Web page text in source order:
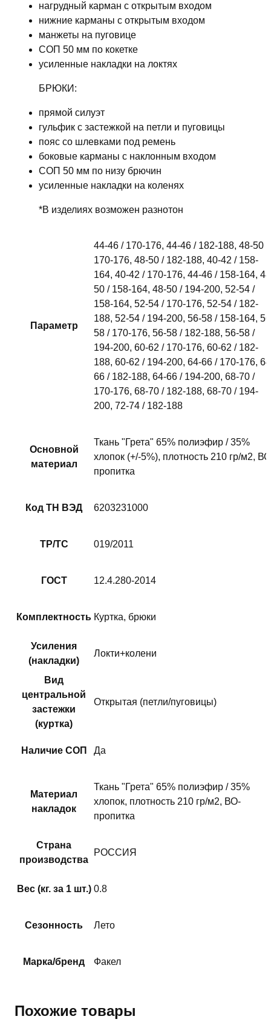
нагрудный карман с открытым входом
нижние карманы с открытым входом
манжеты на пуговице
СОП 50 мм по кокетке
усиленные накладки на локтях
БРЮКИ:
прямой силуэт
гульфик с застежкой на петли и пуговицы
пояс со шлевками под ремень
боковые карманы с наклонным входом
СОП 50 мм по низу брючин
усиленные накладки на коленях
*В изделиях возможен разнотон
Параметр
44-46 / 170-176, 44-46 / 182-188, 48-50 /
170-176, 48-50 / 182-188, 40-42 / 158-
164, 40-42 / 170-176, 44-46 / 158-164,
50 / 158-164, 48-50 / 194-200, 52-54 /
158-164, 52-54 / 170-176, 52-54 / 182-
188, 52-54 / 194-200, 56-58 / 158-164,
58 / 170-176, 56-58 / 182-188, 56-58 /
194-200, 60-62 / 170-176, 60-62 / 182-
188, 60-62 / 194-200, 64-66 / 170-176,
66 / 182-188, 64-66 / 194-200, 68-70 /
170-176, 68-70 / 182-188, 68-70 / 194-
200, 72-74 / 182-188
Основной
материал
Ткань "Грета" 65% полиэфир / 35%
хлопок (+/-5%), плотность 210 гр/м2,
пропитка
Код ТН ВЭД 6203231000
ТР/ТС 019/2011
ГОСТ 12.4.280-2014
Комплектность Куртка, брюки
Усиления
(накладки)
Локти+колени
Вид
центральной
застежки
(куртка)
Открытая (петли/пуговицы)
Наличие СОП Да
Материал
накладок
Ткань "Грета" 65% полиэфир / 35%
хлопок, плотность 210 гр/м2, ВО-
пропитка
Страна
производства
РОССИЯ
Вес (кг. за 1 шт.) 0.8
Сезонность Лето
Марка/бренд Факел
Похожие товары